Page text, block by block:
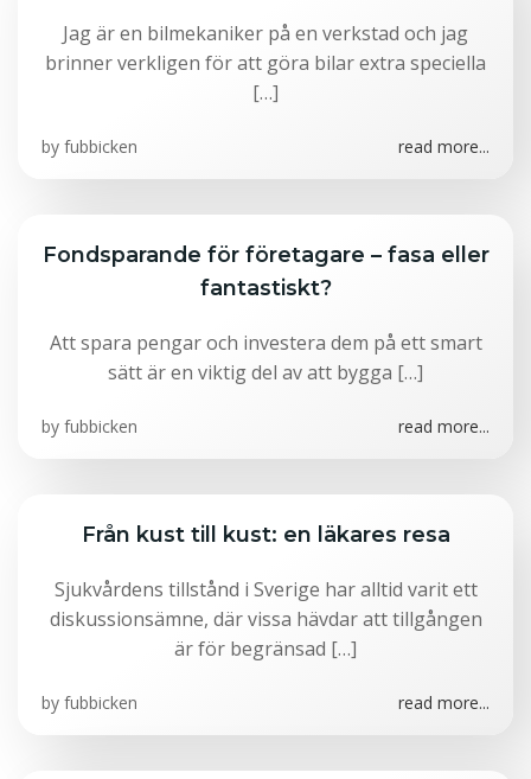
Jag är en bilmekaniker på en verkstad och jag
brinner verkligen för att göra bilar extra speciella
[…]
by fubbicken read more...
Fondsparande för företagare – fasa eller
fantastiskt?
Att spara pengar och investera dem på ett smart
sätt är en viktig del av att bygga […]
by fubbicken read more...
Från kust till kust: en läkares resa
Sjukvårdens tillstånd i Sverige har alltid varit ett
diskussionsämne, där vissa hävdar att tillgången
är för begränsad […]
by fubbicken read more...